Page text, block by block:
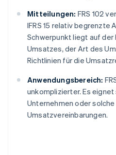
Mitteilungen: FRS 102
IFRS 15 relativ begrenzte
Schwerpunkt liegt auf der
Umsatzes, der Art des
Richtlinien für die
Anwendungsbereich:
unkomplizierter. Es
Unternehmen oder
Umsatzvereinbarungen.